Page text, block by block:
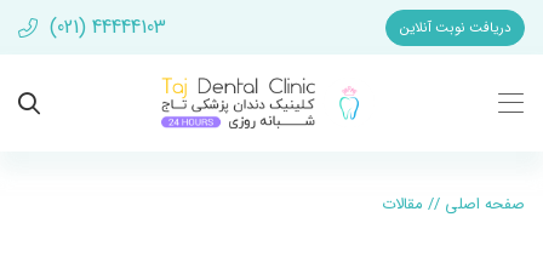
دریافت نوبت آنلاین (021) 44444103
صفحه اصلی // مقالات